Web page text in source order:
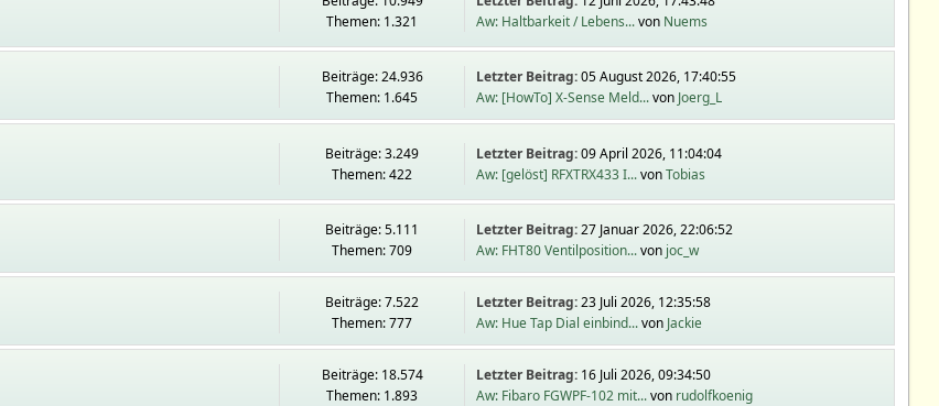
Themen: 1.321
Aw: Haltbarkeit / Lebens...von Nuems
Beiträge: 24.936
Themen: 1.645
Letzter Beitrag:05 August 2026, 17:40:55
Aw: [HowTo] X-Sense Meld...von Joerg_L
Beiträge: 3.249
Themen: 422
Letzter Beitrag:09 April 2026, 11:04:04
Aw: [gelöst] RFXTRX433 I...vonTobias
Beiträge: 5.111
Themen: 709
Letzter Beitrag:27 Januar 2026, 22:06:52
Aw: FHT80 Ventilposition...von joc_w
Beiträge: 7.522
Themen: 777
Letzter Beitrag:23 Juli 2026, 12:35:58
Aw: Hue Tap Dial einbind...von Jackie
Beiträge: 18.574
Themen: 1.893
Letzter Beitrag: 16 Juli 2026, 09:34:50
Aw: Fibaro FGWPF-102 mit...von rudolfkoenig